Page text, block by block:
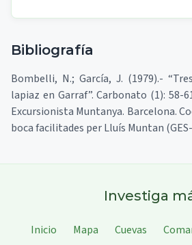
Bibliografía
Bombelli, N.; García, J. (1979).-
lapiaz en Garraf”. Carbonato (1): 58-
Excursionista Muntanya. Barcelona.
boca facilitades per Lluís Muntan
Investiga
Inicio Mapa Cuevas